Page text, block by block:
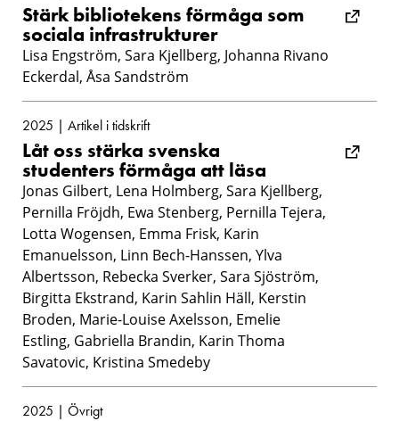
Stärk bibliotekens förmåga som
sociala infrastrukturer
Lisa Engström, Sara Kjellberg, Johanna Rivano
Eckerdal, Åsa Sandström
2025 | Artikel i tidskrift
Låt oss stärka svenska
studenters förmåga att läsa
Jonas Gilbert, Lena Holmberg, Sara Kjellberg,
Pernilla Fröjdh, Ewa Stenberg, Pernilla Tejera,
Lotta Wogensen, Emma Frisk, Karin
Emanuelsson, Linn Bech-Hanssen, Ylva
Albertsson, Rebecka Sverker, Sara Sjöström,
Birgitta Ekstrand, Karin Sahlin Häll, Kerstin
Broden, Marie-Louise Axelsson, Emelie
Estling, Gabriella Brandin, Karin Thoma
Savatovic, Kristina Smedeby
2025 | Övrigt